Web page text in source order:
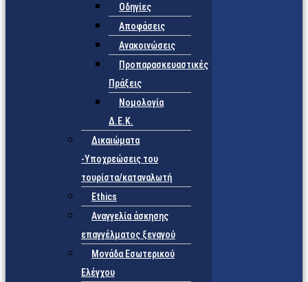
Οδηγίες
Αποφάσεις
Ανακοινώσεις
Προπαρασκευαστικές
Πράξεις
Νομολογία
Δ.Ε.Κ.
Δικαιώματα
-Υποχρεώσεις του
τουρίστα/καταναλωτή
Ethics
Αναγγελία άσκησης
επαγγέλματος ξεναγού
Μονάδα Εσωτερικού
Ελέγχου